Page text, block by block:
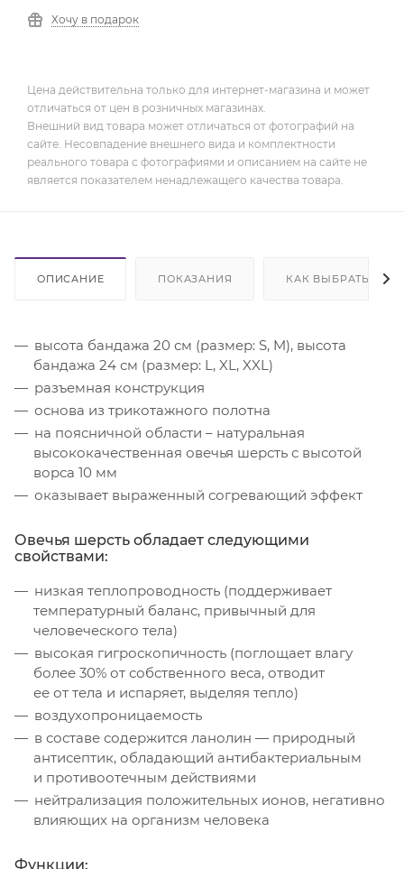
Хочу в подарок
Цена действительна только для интернет-магазина и может
отличаться от цен в розничных магазинах.
Внешний вид товара может отличаться от фотографий на
сайте. Несовпадение внешнего вида и комплектности
реального товара с фотографиями и описанием на сайте не
является показателем ненадлежащего качества товара.
ОПИСАНИЕ ПОКАЗАНИЯ КАК ВЫБРАТЬ
высота бандажа 20 см (размер: S, M), высота
бандажа 24 см (размер: L, XL, XXL)
разъемная конструкция
основа из трикотажного полотна
на поясничной области – натуральная
высококачественная овечья шерсть с высотой
ворса 10 мм
оказывает выраженный согревающий эффект
Овечья шерсть обладает следующими
свойствами:
низкая теплопроводность (поддерживает
температурный баланс, привычный для
человеческого тела)
высокая гигроскопичность (поглощает влагу
более 30% от собственного веса, отводит
ее от тела и испаряет, выделяя тепло)
воздухопроницаемость
в составе содержится ланолин — природный
антисептик, обладающий антибактериальным
и противоотечным действиями
нейтрализация положительных ионов, негативно
влияющих на организм человека
Функции: